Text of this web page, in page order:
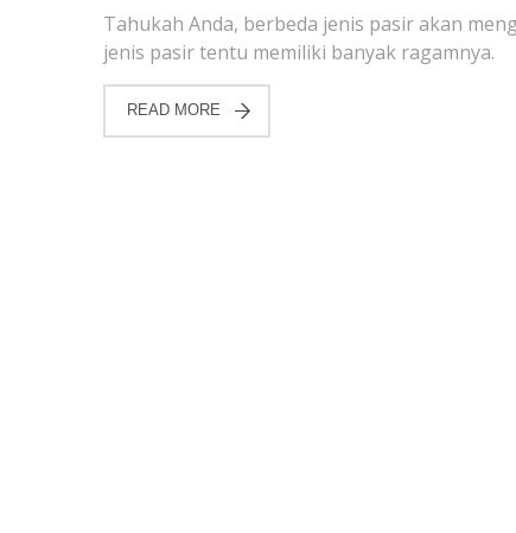
Tahukah Anda, berbeda jenis pasir akan
jenis pasir tentu memiliki banyak ragamnya.
READ MORE